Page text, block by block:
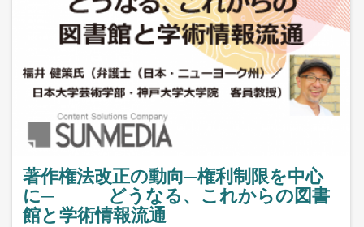
著作権法改正の動向─権利制限を中心
に─ どうなる、これからの図書
館と学術情報流通